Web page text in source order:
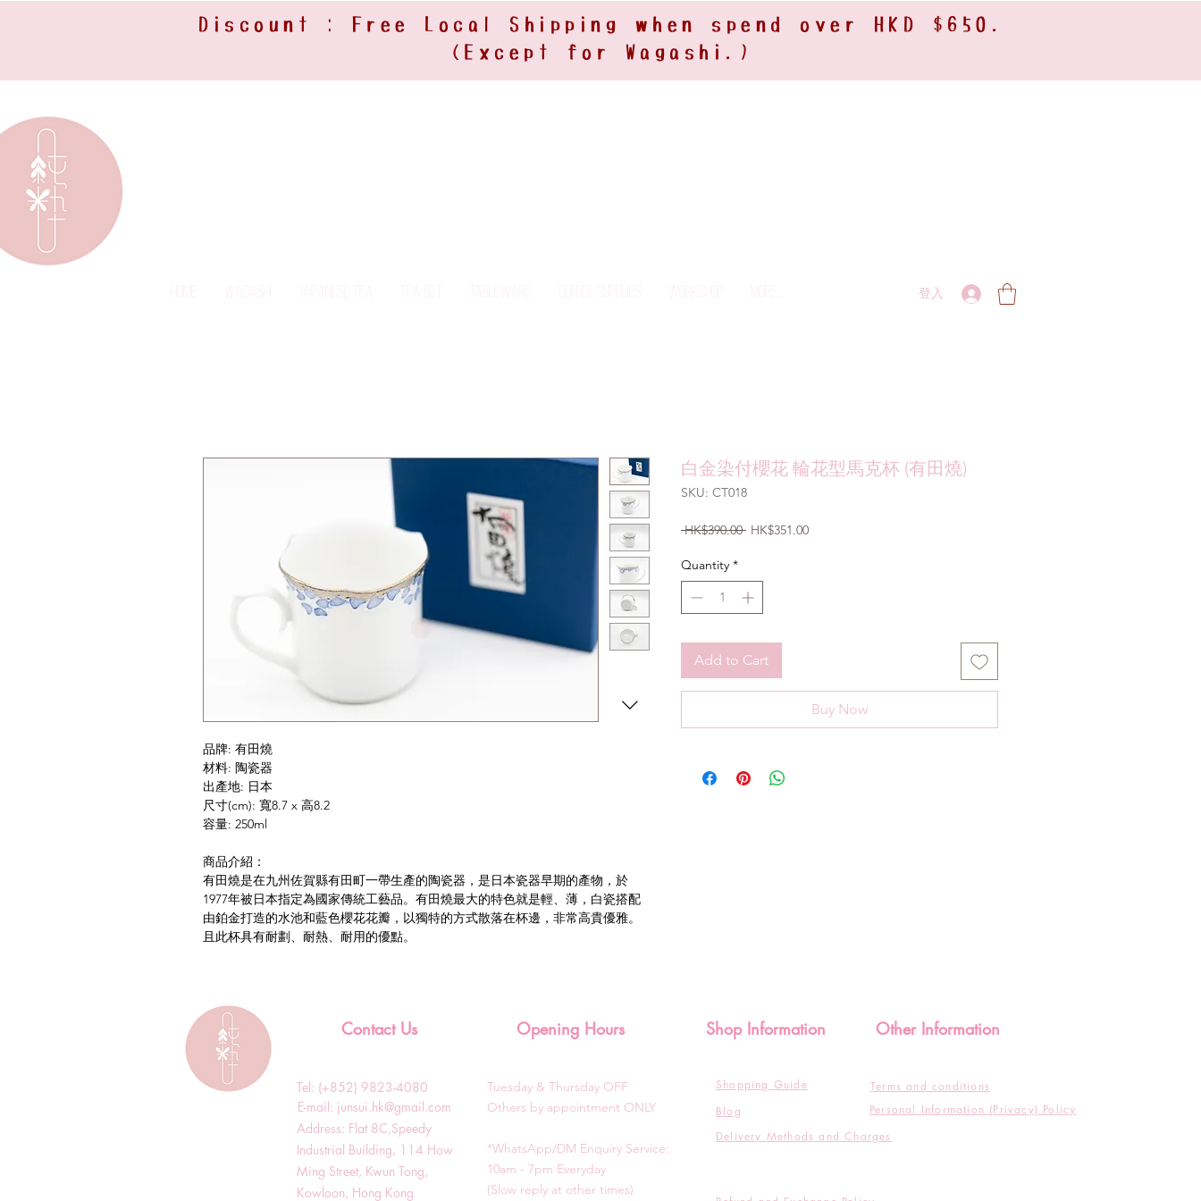
Discount : Free Local Shipping when spend over HKD $650.
(Except for Wagashi.)
Home Wagashi Tableware Workshop More... 登入
品牌: 有田燒
材料: 陶瓷器
出產地: 日本
尺寸(cm): 寬8.7 x 高8.2
容量: 250ml
商品介紹：
有田燒是在九州佐賀縣有田町一帶生產的陶瓷器，是日本瓷器早期的產物，於
1977年被日本指定為國家傳統工藝品。有田燒最大的特色就是輕、薄，白瓷搭配
由鉑金打造的水池和藍色櫻花花瓣，以獨特的方式散落在杯邊，非常高貴優雅。
且此杯具有耐劃、耐熱、耐用的優點。
白金染付櫻花 輪花型馬克杯 (有田燒)
SKU: CT018
HK$390.00 Regular
HK$351.00Sale
Quantity *
Add to Cart
Buy Now
Contact Us
Tel: (+852) 9823-4080
​E-mail: junsui.hk@gmail.com
​Address: Flat 8C,Speedy
Industrial Building, 114 How
Ming Street, Kwun Tong,
Kowloon, Hong Kong
Opening Hours
Tuesday & Thursday OFF
Others by appointment ONLY
*WhatsApp/DM Enquiry Service:
10am - 7pm Everyday
(Slow reply at other times)
Shop Information
Shopping Guide
Blog
Other Information
Terms and conditions
Personal Information (Privacy) Policy
Delivery Methods and Charges